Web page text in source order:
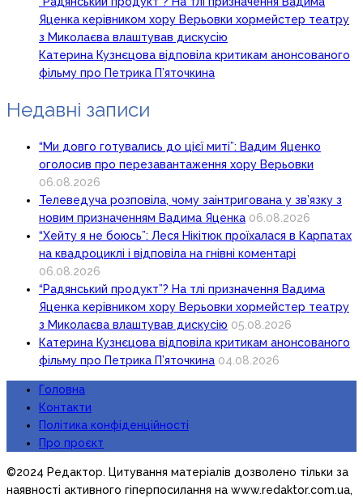
Яценка керівником хору Верьовки хормейстер театру
з Миколаєва влаштував дискусію
Катерина Кузнєцова відповіла критикам анонсованого
фільму про Петрика П’яточкина
Недавні записи
“Ми довго готувались до цієї миті”: Вадим Яценко
оголосив про перезавантаження хору Верьовки
06.08.2026
Телеведуча розповіла, чому заінтригована у зв’язку з
новим призначенням Вадима Яценка 06.08.2026
“Хейту я не боюсь”: Леся Нікітюк проїхалася в Карпатах
на квадроциклі і відповіла на гнівні коментарі
06.08.2026
“Радянський продукт”? На тлі призначення Вадима
Яценка керівником хору Верьовки хормейстер театру
з Миколаєва влаштував дискусію 05.08.2026
Катерина Кузнєцова відповіла критикам анонсованого
фільму про Петрика П’яточкина 04.08.2026
Головна
Контакти
Політика конфіденційності
Про проєкт
©2024 Редактор. Цитування матеріалів дозволено тільки за
наявності активного гіперпосилання на www.redaktor.com.ua,